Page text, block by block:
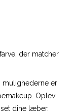
der matcher
mulighederne er
Oplev
dine læber,